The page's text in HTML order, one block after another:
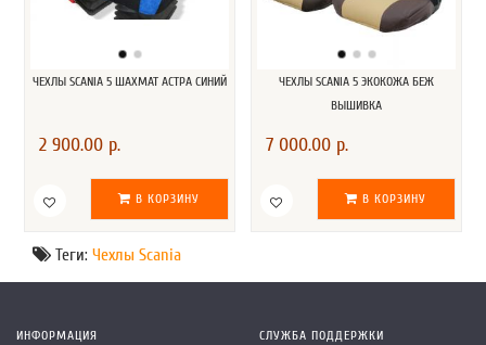
ЧЕХЛЫ SCANIA 5 ШАХМАТ АСТРА СИНИЙ
2 900.00 р.
В КОРЗИНУ
ЧЕХЛЫ SCANIA 5 ЭКОКОЖА БЕЖ
ВЫШИВКА
7 000.00 р.
В КОРЗИНУ
Теги: Чехлы Scania
ИНФОРМАЦИЯ СЛУЖБА ПОДДЕРЖКИ